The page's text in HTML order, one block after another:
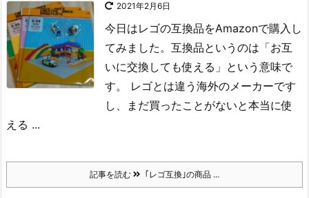
2021年2月6日
今日はレゴの互換品をAmazonで購入し
てみました。 互換品というのは「お互
いに交換しても使える」という意味で
す。
レゴとは違う海外のメーカーです
し、まだ買ったことがないと本当に使
える ...
記事を読む ｢レゴ互換｣の商品 ...